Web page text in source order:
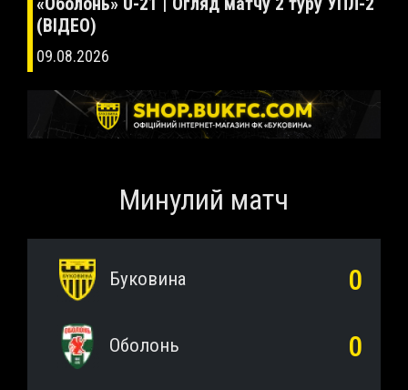
результату»
09.08.2026
(ВІДЕО)
09.08.2026
09.08.2026
09.08.2026
Минулий матч
Буковина 0
Оболонь 0